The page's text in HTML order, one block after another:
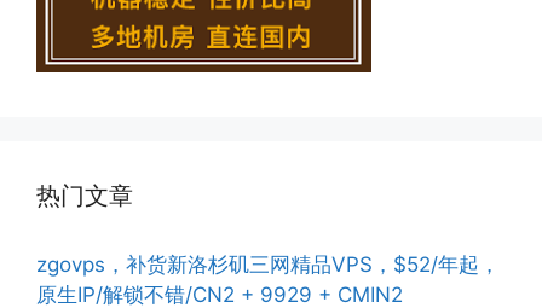
热门文章
zgovps，补货新洛杉矶三网精品VPS，$52/年起，
原生IP/解锁不错/CN2 + 9929 + CMIN2